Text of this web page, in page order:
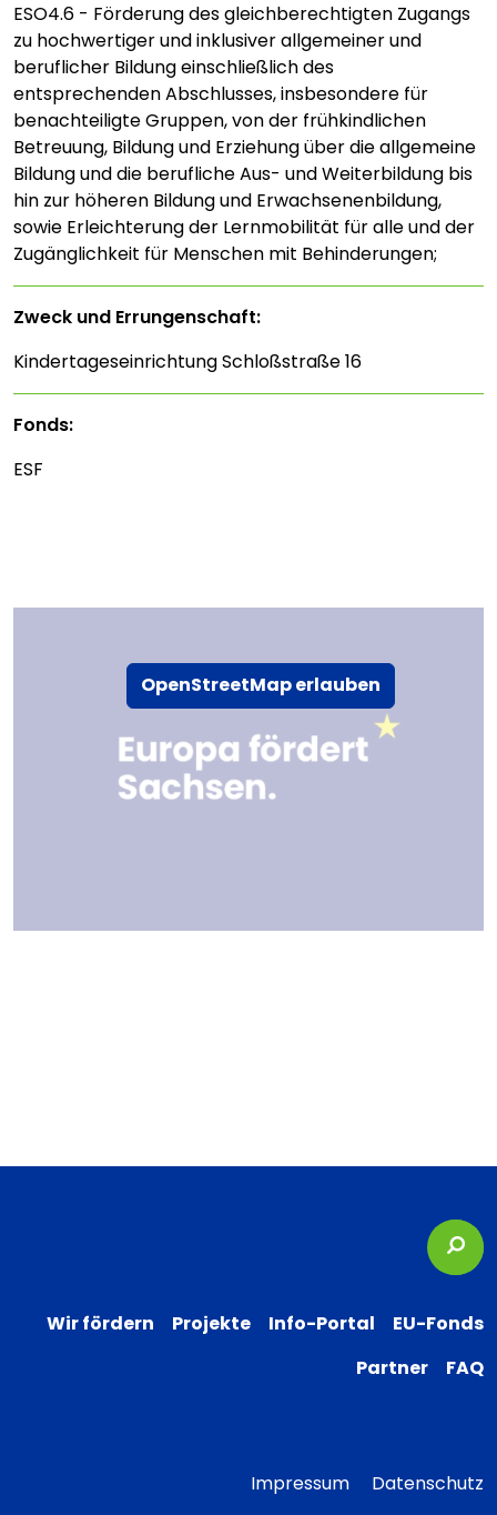
OpenStreetMap erlauben
ESO4.6 - Förderung des gleichberechtigten Zugangs
zu hochwertiger und inklusiver allgemeiner und
beruflicher Bildung einschließlich des
entsprechenden Abschlusses, insbesondere für
benachteiligte Gruppen, von der frühkindlichen
Betreuung, Bildung und Erziehung über die allgemeine
Bildung und die berufliche Aus- und Weiterbildung bis
hin zur höheren Bildung und Erwachsenenbildung,
sowie Erleichterung der Lernmobilität für alle und der
Zugänglichkeit für Menschen mit Behinderungen;
Zweck und Errungenschaft:
Kindertageseinrichtung Schloßstraße 16
Fonds:
ESF
Wir fördern Projekte Info-Portal
EU-Fonds
Partner
FAQ
Impressum Datenschutz